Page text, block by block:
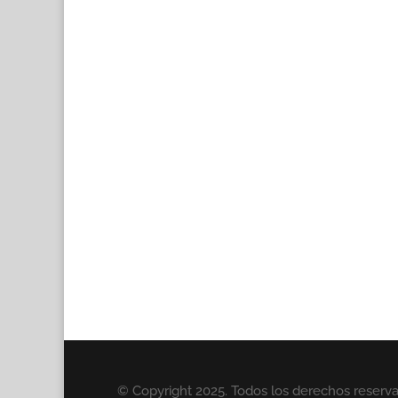
© Copyright 2025. Todos los derechos